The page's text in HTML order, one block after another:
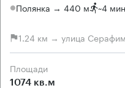
Полянка → 440 м ~4 мин
1.24 км → улица
Площади
1074 кв.м